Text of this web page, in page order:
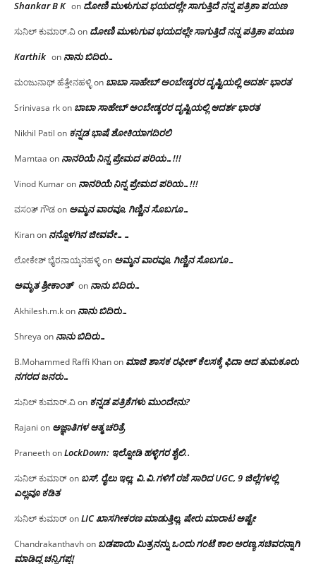
Shankar B K on ದೋಣಿ ಮುಳುಗುವ ಭಯದಲ್ಲೇ ಸಾಗುತ್ತಿದೆ ನನ್ನ ಪತ್ರಿಕಾ ಪಯಣ
ಸುನಿಲ್ ಕುಮಾರ್.ವಿon ದೋಣಿ ಮುಳುಗುವ ಭಯದಲ್ಲೇ ಸಾಗುತ್ತಿದೆ ನನ್ನ ಪತ್ರಿಕಾ ಪಯಣ
Karthik on ನಾನು ಬಿದಿರು…
ಮಂಜುನಾಥ್ ಹೆತ್ತೇನಹಳ್ಳಿon ಬಾಬಾ ಸಾಹೇಬ್ ಅಂಬೇಡ್ಕರರ ದೃಷ್ಟಿಯಲ್ಲಿ ಆದರ್ಶ ಭಾರತ
Srinivasa rkon ಬಾಬಾ ಸಾಹೇಬ್ ಅಂಬೇಡ್ಕರರ ದೃಷ್ಟಿಯಲ್ಲಿ ಆದರ್ಶ ಭಾರತ
Nikhil Patil on ಕನ್ನಡ ಭಾಷೆ ಶೋಕಿಯಾಗದಿರಲಿ
Mamtaa on ನಾನರಿಯೆ ನಿನ್ನ ಪ್ರೇಮದ ಪರಿಯ…!!!
Vinod Kumaron ನಾನರಿಯೆ ನಿನ್ನ ಪ್ರೇಮದ ಪರಿಯ…!!!
ವಸಂತ್ ಗೌಡon ಅಮ್ಮನ ವಾರವೂ, ಗಿಣ್ಣಿನ ಸೊಬಗೂ…
Kiranon ನನ್ನೊಳಗಿನ ಜೀವವೇ……
ಲೋಕೇಶ್ ಭೈರನಾಯ್ಕನಹಳ್ಳಿon ಅಮ್ಮನ ವಾರವೂ, ಗಿಣ್ಣಿನ ಸೊಬಗೂ…
ಅಮೃತ ಶ್ರೀಕಾಂತ್ on ನಾನು ಬಿದಿರು…
Akhilesh.m.kon ನಾನು ಬಿದಿರು…
Shreya on ನಾನು ಬಿದಿರು…
B.Mohammed Raffi Khanon ಮಾಜಿ ಶಾಸಕ ರಫೀಕ್ ಕೆಲಸಕ್ಕೆ ಫಿದಾ ಆದ ತುಮಕೂರು
ನಗರದ ಜನರು…
ಸುನಿಲ್ ಕುಮಾರ್.ವಿon ಕನ್ನಡ ಪತ್ರಿಕೆಗಳು ಮುಂದೇನು?
Rajani on ಅಜ್ಞಾತಿಗಳ ಆತ್ಮ ಚರಿತ್ರೆ
PraneethonLockDown: ಇಲ್ನೋಡಿ ಹಳ್ಳಿಗರ ಶೈಲಿ..
ಸುನಿಲ್ ಕುಮಾರ್on ಬಸ್, ರೈಲು ಇಲ್ಲ; ವಿ.ವಿ.ಗಳಿಗೆ ರಜೆ ಸಾರಿದ UGC, 9 ಜಿಲ್ಲೆಗಳಲ್ಲಿ
ಎಲ್ಲವೂ ಕಡಿತ
ಸುನಿಲ್ ಕುಮಾರ್onLIC ಖಾಸಗೀಕರಣ ಮಾಡುತ್ತಿಲ್ಲ, ಷೇರು ಮಾರಾಟ ಅಷ್ಟೇ
Chandrakanthavhon ಬಡಪಾಯಿ ಮಿತ್ರನನ್ನು ಒಂದು ಗಂಟೆ ಕಾಲ ಅರಣ್ಯ ಸಚಿವರನ್ನಾಗಿ
ಮಾಡಿದ್ದ ಚನ್ನಿಗಪ್ಪ!